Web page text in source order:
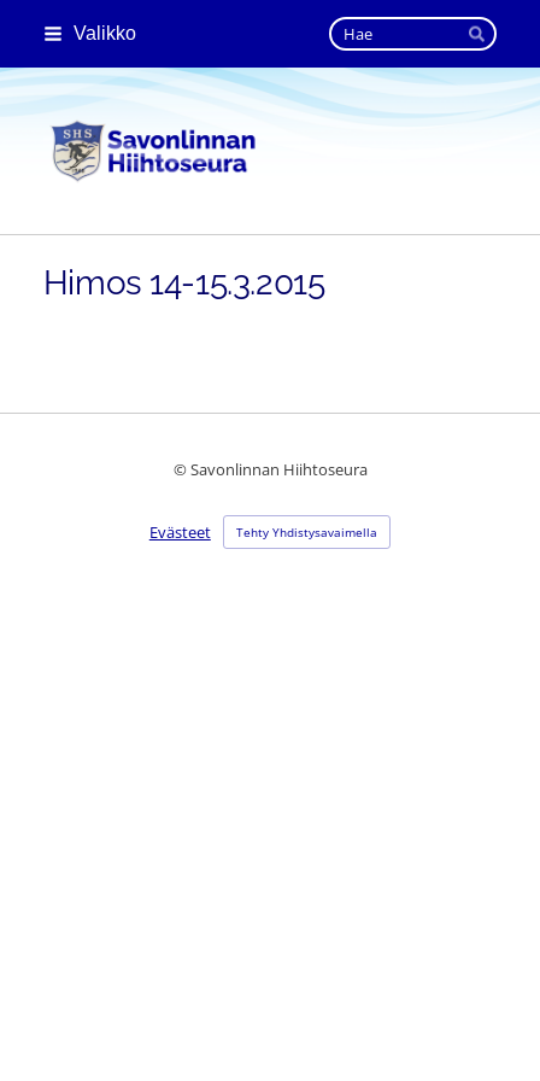
Siirry
sisältöön
Valikko Haku
Hae
Savonlinnan Hiihtoseura
Himos 14-15.3.2015
©Savonlinnan Hiihtoseura
Evästeet Tehty Yhdistysavaimella